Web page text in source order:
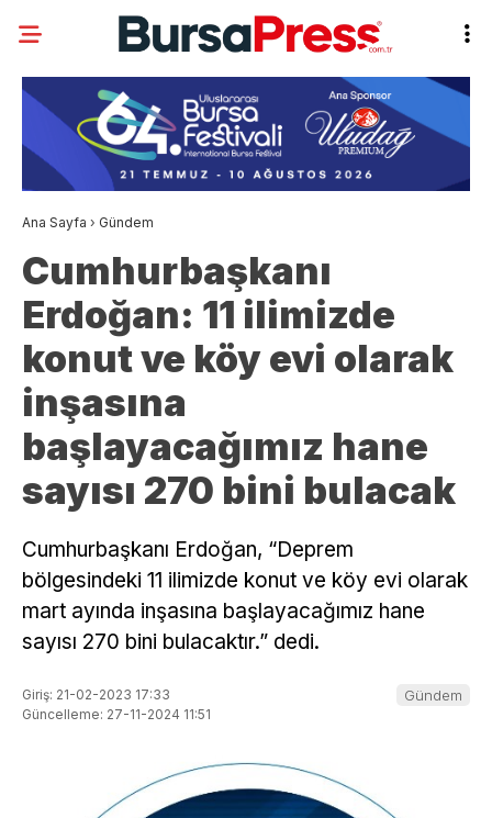
Ana Sayfa › Gündem
Cumhurbaşkanı
Erdoğan: 11 ilimizde
konut ve köy evi olarak
inşasına
başlayacağımız hane
sayısı 270 bini bulacak
Cumhurbaşkanı Erdoğan, “Deprem
bölgesindeki 11 ilimizde konut ve köy evi olarak
mart ayında inşasına başlayacağımız hane
sayısı 270 bini bulacaktır.” dedi.
Giriş: 21-02-2023 17:33
Güncelleme: 27-11-2024 11:51
Gündem